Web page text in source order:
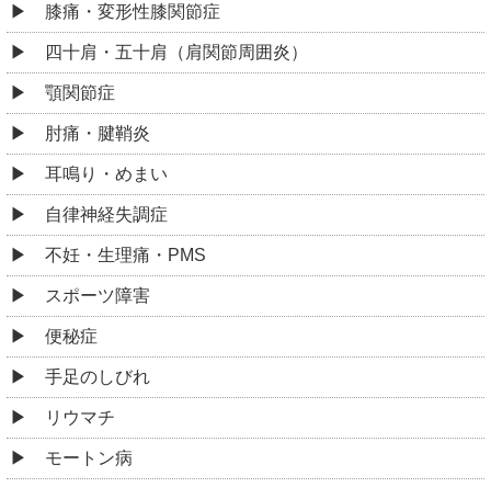
膝痛・変形性膝関節症
四十肩・五十肩（肩関節周囲炎）
顎関節症
肘痛・腱鞘炎
耳鳴り・めまい
自律神経失調症
不妊・生理痛・PMS
スポーツ障害
便秘症
手足のしびれ
リウマチ
モートン病